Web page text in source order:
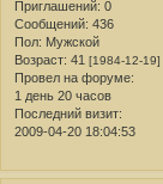
Приглашений: 0
Сообщений: 436
Пол: Мужской
Возраст: 41 [1984-12-19]
Провел на форуме:
1 день 20 часов
Последний визит:
2009-04-20 18:04:53